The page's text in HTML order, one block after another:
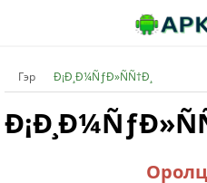
Гэр Ð¡Ð¸Ð¼ÑƒÐ»ÑÑ†Ð¸